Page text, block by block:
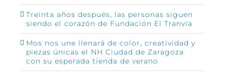
Treinta años después, las personas siguen
siendo el corazón de Fundación El Tranvía
Mos nos une llenará de color, creatividad y
piezas únicas el NH Ciudad de Zaragoza
con su esperada tienda de verano